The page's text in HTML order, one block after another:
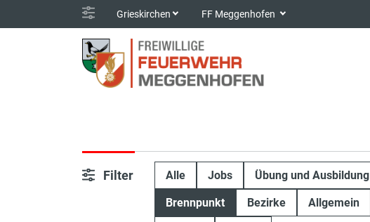
Grieskirchen FF Meggenhofen
Filter Alle Jobs Übung und Ausbildung
Brennpunkt Bezirke Allgemein